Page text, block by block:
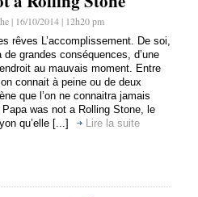
| 16/10/2014 | 12h20 pm
rêves L’accomplissement. De soi,
de grandes conséquences, d’une
au mauvais moment. Entre
connait à peine ou de deux
que l’on ne connaitra jamais
was not a Rolling Stone, le
qu’elle [...]
Lire la suite